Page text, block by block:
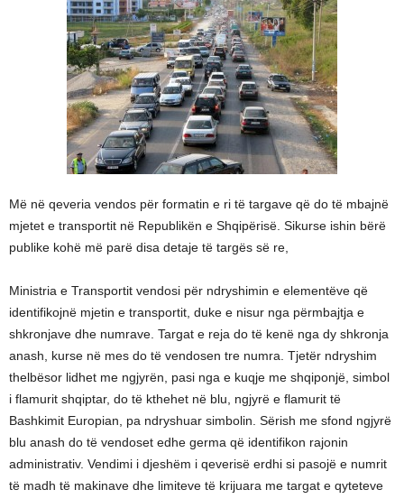
Më në qeveria vendos për formatin e ri të targave që do të mbajnë
mjetet e transportit në Republikën e Shqipërisë. Sikurse ishin bërë
publike kohë më parë disa detaje të targës së re,
Ministria e Transportit vendosi për ndryshimin e elementëve që
identifikojnë mjetin e transportit, duke e nisur nga përmbajtja e
shkronjave dhe numrave. Targat e reja do të kenë nga dy shkronja
anash, kurse në mes do të vendosen tre numra. Tjetër ndryshim
thelbësor lidhet me ngjyrën, pasi nga e kuqje me shqiponjë, simbol
i flamurit shqiptar, do të kthehet në blu, ngjyrë e flamurit të
Bashkimit Europian, pa ndryshuar simbolin. Sërish me sfond ngjyrë
blu anash do të vendoset edhe germa që identifikon rajonin
administrativ. Vendimi i djeshëm i qeverisë erdhi si pasojë e numrit
të madh të makinave dhe limiteve të krijuara me targat e qyteteve